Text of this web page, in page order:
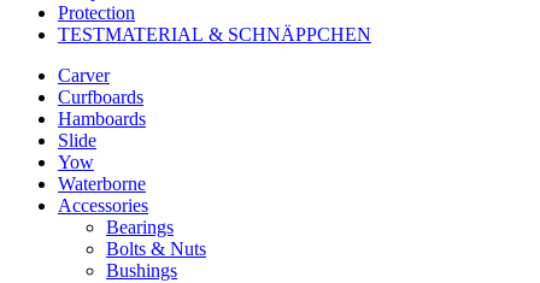
Protection
TESTMATERIAL & SCHNÄPPCHEN
Carver
Curfboards
Hamboards
Slide
Yow
Waterborne
Accessories
Bearings
Bolts & Nuts
Bushings